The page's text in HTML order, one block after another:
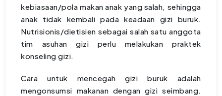
kebiasaan/pola makan anak yang salah, sehingga
anak tidak kembali pada keadaan gizi buruk.
Nutrisionis/dietisien sebagai salah satu anggota
tim asuhan gizi perlu melakukan praktek
konseling gizi.
Cara untuk mencegah gizi buruk adalah
mengonsumsi makanan dengan gizi seimbang.